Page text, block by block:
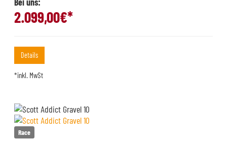
2.099,00€*
Details
*inkl. MwSt
Race